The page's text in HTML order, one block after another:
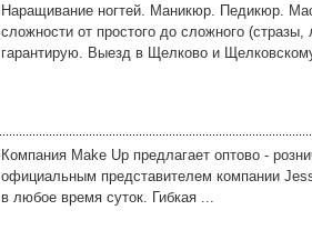
Наращивание ногтей. Маникюр. Педикюр.
сложности от простого до сложного
гарантирую. Выезд в Щелково и
Компания Make Up предлагает оптово -
официальным представителем компании
в любое время суток. Гибкая ...